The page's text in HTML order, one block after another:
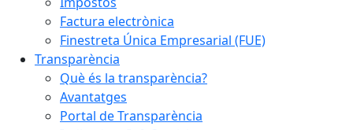
Factura electrònica
Finestreta Única Empresarial (FUE)
Transparència
Què és la transparència?
Avantatges
Portal de Transparència